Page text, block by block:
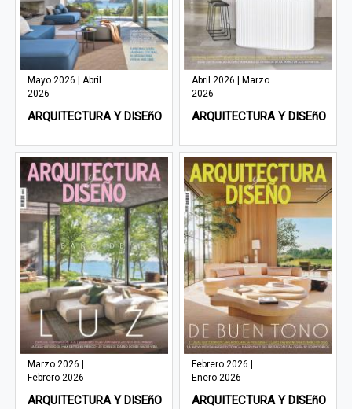
Mayo 2026 | Abril
2026
ARQUITECTURA Y DISEñO
Abril 2026 | Marzo
2026
ARQUITECTURA Y DISEñO
Marzo 2026 |
Febrero 2026
ARQUITECTURA Y DISEñO
Febrero 2026 |
Enero 2026
ARQUITECTURA Y DISEñO